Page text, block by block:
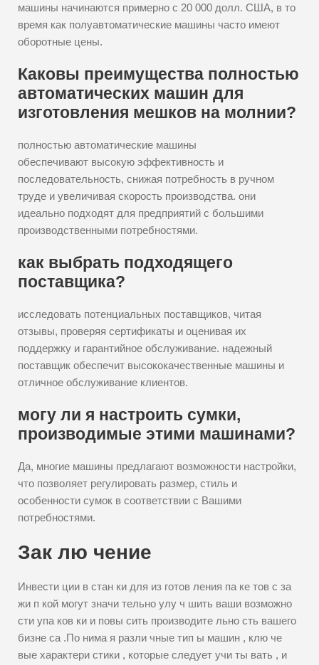
машины начинаются примерно с 20 000 долл. США, в то
время как полуавтоматические машины часто имеют
оборотные цены.
Каковы преимущества полностью
автоматических машин для
изготовления мешков на молнии?
полностью автоматические машины
обеспечивают высокую эффективность и
последовательность, снижая потребность в ручном
труде и увеличивая скорость производства. они
идеально подходят для предприятий с большими
производственными потребностями.
как выбрать подходящего
поставщика?
исследовать потенциальных поставщиков, читая
отзывы, проверяя сертификаты и оценивая их
поддержку и гарантийное обслуживание. надежный
поставщик обеспечит высококачественные машины и
отличное обслуживание клиентов.
могу ли я настроить сумки,
производимые этими машинами?
Да, многие машины предлагают возможности настройки,
что позволяет регулировать размер, стиль и
особенности сумок в соответствии с Вашими
потребностями.
Зак лю чение
Инвести ции в стан ки для из готов ления па ке тов с за
жи п кой могут значи тельно улу ч шить ваши возможно
сти упа ков ки и повы сить производите льно сть вашего
бизне са .По нима я разли чные тип ы машин , клю че
вые характери стики , которые следует учи ты вать , и